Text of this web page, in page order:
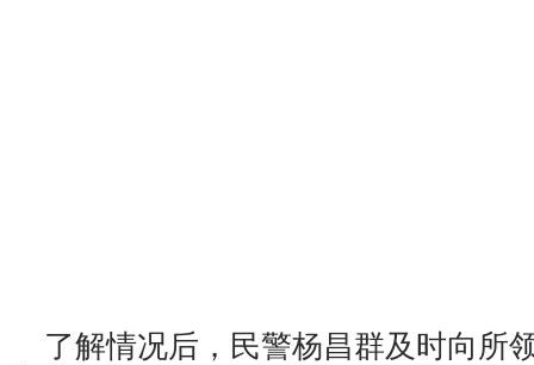
了解情况后，民警杨昌群及时向所